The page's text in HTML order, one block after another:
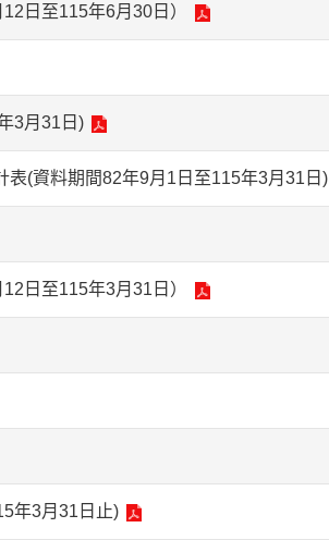
日至115年6月30日）
3月31日)
(資料期間82年9月1日至115年3月31日)
日至115年3月31日）
年3月31日止)